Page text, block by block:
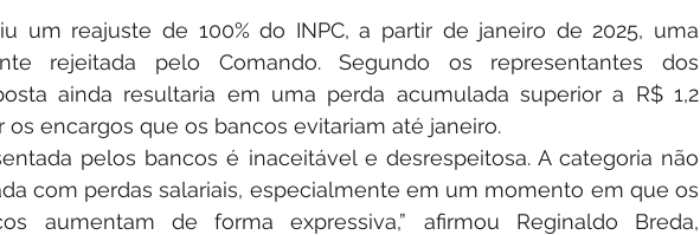
um reajuste de 100% do INPC, a partir de janeiro de 2025, uma
rejeitada pelo Comando. Segundo os representantes dos
ainda resultaria em uma perda acumulada superior a R$ 1,2
os encargos que os bancos evitariam até janeiro.
pelos bancos é inaceitável e desrespeitosa. A categoria não
com perdas salariais, especialmente em um momento em que os
aumentam de forma expressiva,” afirmou Reginaldo Breda,